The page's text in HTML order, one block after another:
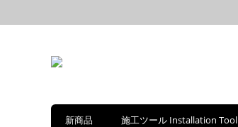
新商品 施工ツール Installation Tool